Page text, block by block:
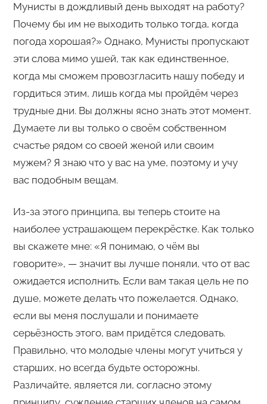
Мунисты в дождливый день выходят на работу?
Почему бы им не выходить только тогда, когда
погода хорошая?» Однако, Мунисты пропускают
эти слова мимо ушей, так как единственное,
когда мы сможем провозгласить нашу победу и
гордиться этим, лишь когда мы пройдём через
трудные дни. Вы должны ясно знать этот момент.
Думаете ли вы только о своём собственном
счастье рядом со своей женой или своим
мужем? Я знаю что у вас на уме, поэтому и учу
вас подобным вещам.
Из-за этого принципа, вы теперь стоите на
наиболее устрашающем перекрёстке. Как только
вы скажете мне: «Я понимаю, о чём вы
говорите», — значит вы лучше поняли, что от вас
ожидается исполнить. Если вам такая цель не по
душе, можете делать что пожелается. Однако,
если вы меня послушали и понимаете
серьёзность этого, вам придётся следовать.
Правильно, что молодые члены могут учиться у
старших, но всегда будьте осторожны.
Различайте, является ли, согласно этому